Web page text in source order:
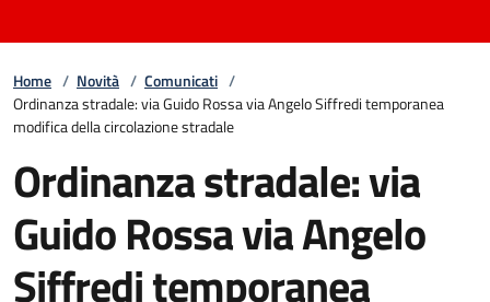
Home / Novità / Comunicati /
Ordinanza stradale: via Guido Rossa via Angelo Siffredi temporanea
modifica della circolazione stradale
Ordinanza stradale: via
Guido Rossa via Angelo
Siffredi temporanea